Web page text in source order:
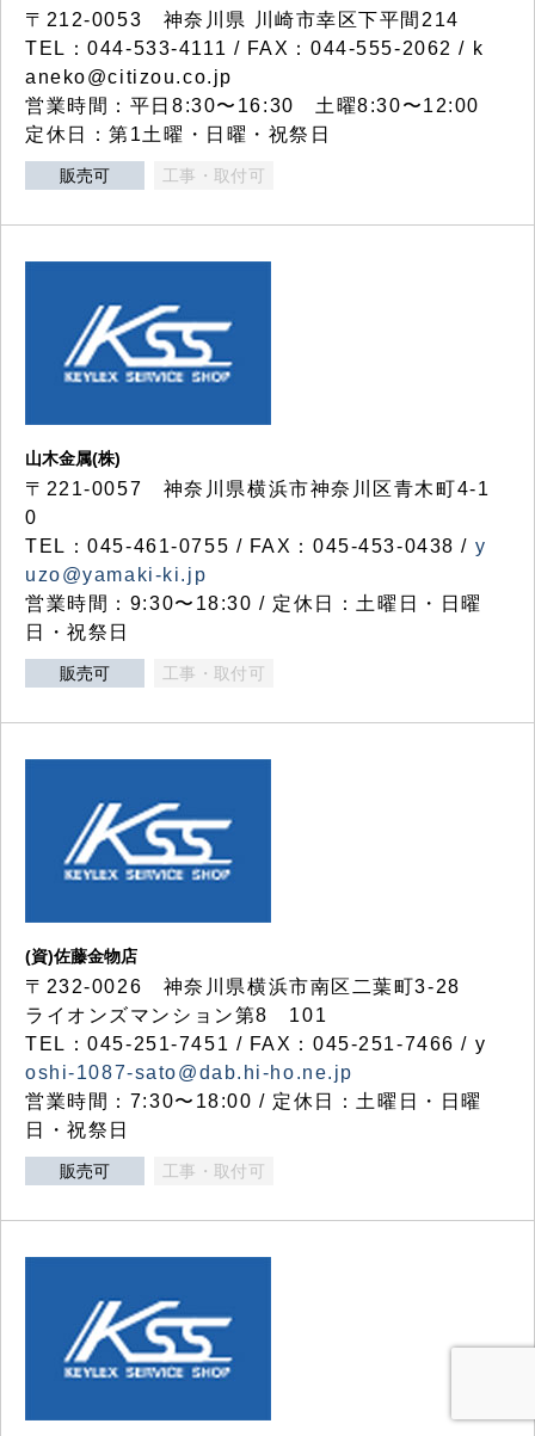
〒212-0053 神奈川県 川崎市幸区下平間214
TEL：044-533-4111 / FAX：044-555-2062 / k
aneko@citizou.co.jp
営業時間：平日8:30〜16:30 土曜8:30〜12:00
定休日：第1土曜・日曜・祝祭日
販売可 工事・取付可
山木金属(株)
〒221-0057 神奈川県横浜市神奈川区青木町4-1
0
TEL：045-461-0755 / FAX：045-453-0438 / y
uzo@yamaki-ki.jp
営業時間：9:30〜18:30 / 定休日：土曜日・日曜
日・祝祭日
販売可 工事・取付可
(資)佐藤金物店
〒232-0026 神奈川県横浜市南区二葉町3-28
ライオンズマンション第8 101
TEL：045-251-7451 / FAX：045-251-7466 / y
oshi-1087-sato@dab.hi-ho.ne.jp
営業時間：7:30〜18:00 / 定休日：土曜日・日曜
日・祝祭日
販売可 工事・取付可